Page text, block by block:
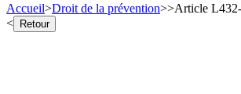
Accueil>Droit de la prévention>>Article
< Retour